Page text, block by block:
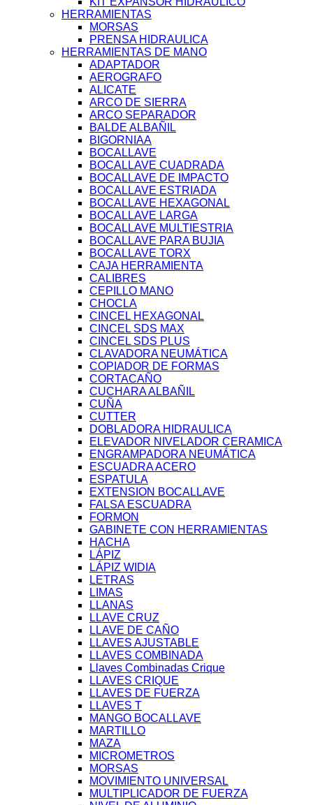
HERRAMIENTAS
MORSAS
PRENSA HIDRAULICA
HERRAMIENTAS DE MANO
ADAPTADOR
AEROGRAFO
ALICATE
ARCO DE SIERRA
ARCO SEPARADOR
BALDE ALBAÑIL
BIGORNIAA
BOCALLAVE
BOCALLAVE CUADRADA
BOCALLAVE DE IMPACTO
BOCALLAVE ESTRIADA
BOCALLAVE HEXAGONAL
BOCALLAVE LARGA
BOCALLAVE MULTIESTRIA
BOCALLAVE PARA BUJIA
BOCALLAVE TORX
CAJA HERRAMIENTA
CALIBRES
CEPILLO MANO
CHOCLA
CINCEL HEXAGONAL
CINCEL SDS MAX
CINCEL SDS PLUS
CLAVADORA NEUMÁTICA
COPIADOR DE FORMAS
CORTACAÑO
CUCHARA ALBAÑIL
CUÑA
CUTTER
DOBLADORA HIDRAULICA
ELEVADOR NIVELADOR CERAMICA
ENGRAMPADORA NEUMÁTICA
ESCUADRA ACERO
ESPATULA
EXTENSION BOCALLAVE
FALSA ESCUADRA
FORMON
GABINETE CON HERRAMIENTAS
HACHA
LÁPIZ
LÁPIZ WIDIA
LETRAS
LIMAS
LLANAS
LLAVE CRUZ
LLAVE DE CAÑO
LLAVES AJUSTABLE
LLAVES COMBINADA
Llaves Combinadas Crique
LLAVES CRIQUE
LLAVES DE FUERZA
LLAVES T
MANGO BOCALLAVE
MARTILLO
MAZA
MICROMETROS
MORSAS
MOVIMIENTO UNIVERSAL
MULTIPLICADOR DE FUERZA